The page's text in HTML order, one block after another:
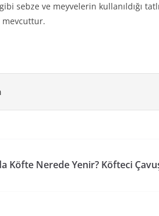
gibi sebze ve meyvelerin kullanıldığı
mevcuttur.
Köfte Nerede Yenir? Köfteci